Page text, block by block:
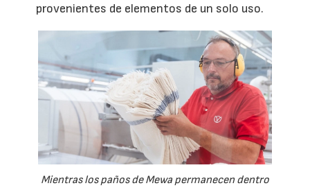
provenientes de elementos de un solo uso.
Mientras los paños de Mewa permanecen dentro